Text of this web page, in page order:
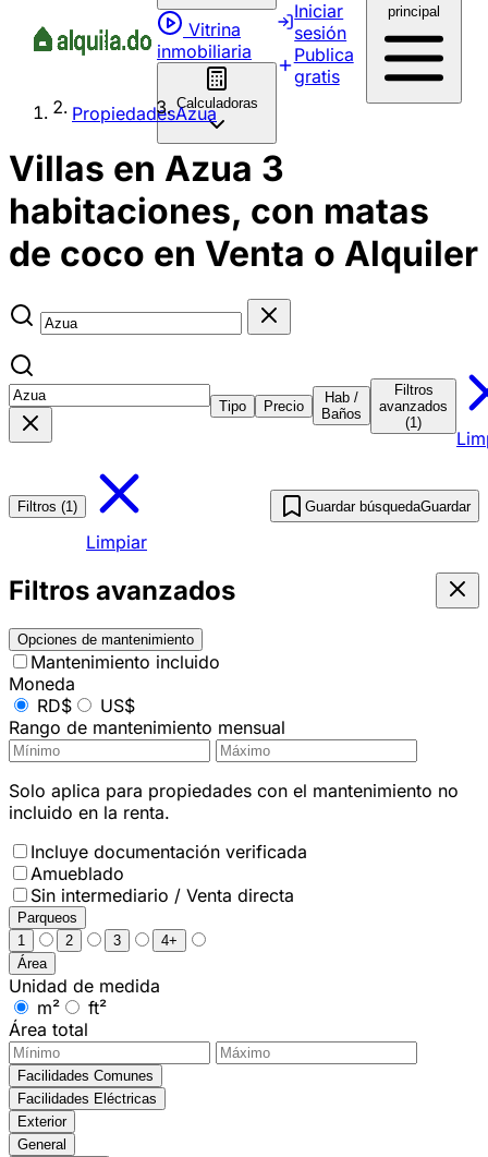
Vitrina
inmobiliaria
Calculadoras
Iniciar
sesión
Publica
gratis
principal
PropiedadesAzua
Villas en Azua 3
habitaciones, con matas
de coco en Venta o Alquiler
Tipo Precio
Hab /
Baños
Filtros
avanzados
(1)
Filtros (1)
Limpiar
Guardar búsquedaGuardar
Filtros avanzados
Opciones de mantenimiento
Mantenimiento incluido
Moneda
RD$
US$
Rango de mantenimiento mensual
Solo aplica para propiedades con el mantenimiento no
incluido en la renta.
Incluye documentación verificada
Amueblado
Sin intermediario / Venta directa
Parqueos
1
2 3
4+
Área
Unidad de medida
m²
ft²
Área total
Facilidades Comunes
Facilidades Eléctricas
Exterior
General